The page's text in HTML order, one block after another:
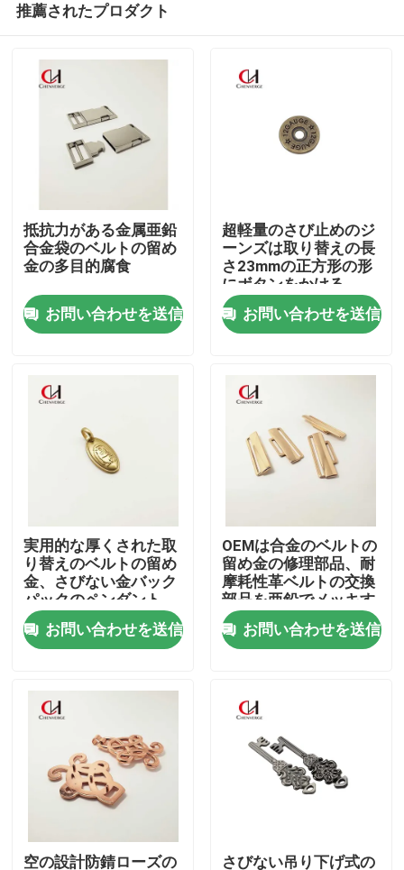
プロダクト
工場旅行
品質管理
私達に連絡しなさい
引用を要求しなさい
本革ベルト
編みこみの革ベルト
推薦されたプロダクト
抵抗力がある金属亜鉛
合金袋のベルトの留め
金の多目的腐食
お問い合わせを送信
超軽量のさび止めのジ
ーンズは取り替えの長
さ23mmの正方形の形
にボタンをかける
お問い合わせを送信
実用的な厚くされた取
り替えのベルトの留め
金、さびない金バック
パックのペンダント
お問い合わせを送信
OEMは合金のベルトの
留め金の修理部品、耐
摩耗性革ベルトの交換
部品を亜鉛でメッキす
る
お問い合わせを送信
空の設計防錆ローズの さびない吊り下げ式の